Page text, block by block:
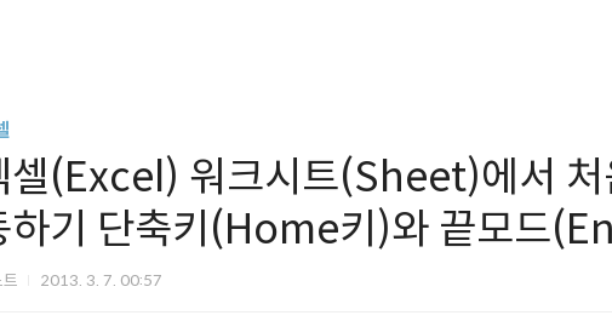
셀(Excel) 워크시트(Sheet)에서 처
하기 단축키(Home키)와 끝모드
2013. 3. 7. 00:57